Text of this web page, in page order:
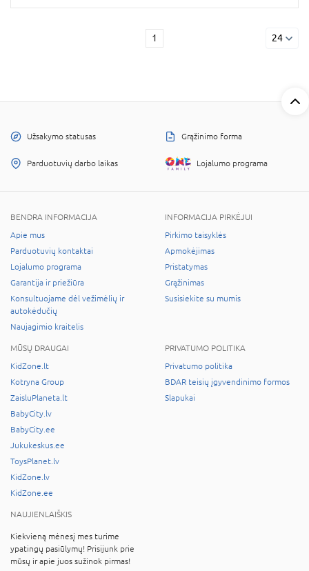
1 24
Užsakymo statusas Grąžinimo forma
Parduotuvių darbo laikas Lojalumo programa
BENDRA INFORMACIJA
Apie mus
Parduotuvių kontaktai
Lojalumo programa
Garantija ir priežiūra
Konsultuojame dėl vežimėlių ir
autokėdučių
Naujagimio kraitelis
INFORMACIJA PIRKĖJUI
Pirkimo taisyklės
Apmokėjimas
Pristatymas
Grąžinimas
Susisiekite su mumis
MŪSŲ DRAUGAI
KidZone.lt
Kotryna Group
ZaisluPlaneta.lt
BabyCity.lv
BabyCity.ee
Jukukeskus.ee
ToysPlanet.lv
KidZone.lv
KidZone.ee
PRIVATUMO POLITIKA
Privatumo politika
BDAR teisių įgyvendinimo formos
Slapukai
NAUJIENLAIŠKIS
Kiekvieną mėnesį mes turime
ypatingų pasiūlymų! Prisijunk prie
mūsų ir apie juos sužinok pirmas!